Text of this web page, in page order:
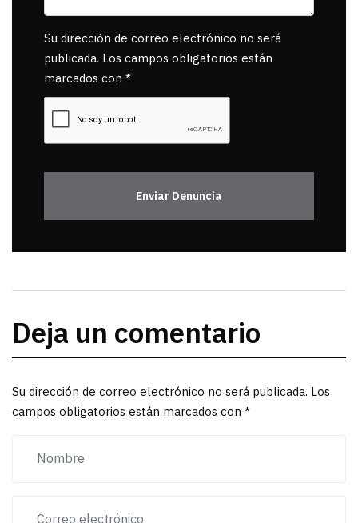
Su dirección de correo electrónico no será
publicada. Los campos obligatorios están
marcados con *
Enviar Denuncia
Deja un comentario
Su dirección de correo electrónico no será publicada. Los
campos obligatorios están marcados con *